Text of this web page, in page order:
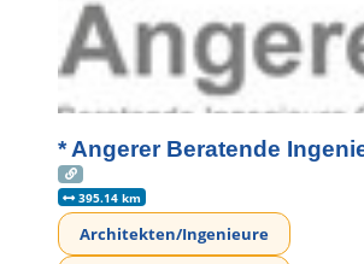
* Angerer Beratende
395.14 km
Architekten/Ingenieure